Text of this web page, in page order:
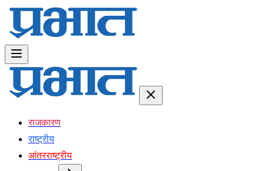
राजकारण
राष्ट्रीय
आंतरराष्ट्रीय